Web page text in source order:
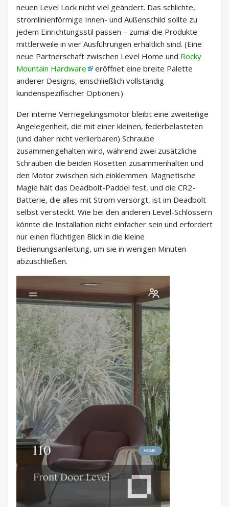
neuen Level Lock nicht viel geändert. Das schlichte,
stromlinienförmige Innen- und Außenschild sollte zu
jedem Einrichtungsstil passen – zumal die Produkte
mittlerweile in vier Ausführungen erhältlich sind. (Eine
neue Partnerschaft zwischen Level Home und Rocky
Mountain Hardware
eröffnet eine breite Palette
anderer Designs, einschließlich vollständig
kundenspezifischer Optionen.)
Der interne Verriegelungsmotor bleibt eine zweiteilige
Angelegenheit, die mit einer kleinen, federbelasteten
(und daher nicht verlierbaren) Schraube
zusammengehalten wird, während zwei zusätzliche
Schrauben die beiden Rosetten zusammenhalten und
den Motor zwischen sich einklemmen. Magnetische
Magie hält das Deadbolt-Paddel fest, und die CR2-
Batterie, die alles mit Strom versorgt, ist im Deadbolt
selbst versteckt. Wie bei den anderen Level-Schlössern
könnte die Installation nicht einfacher sein und erfordert
nur einen flüchtigen Blick in die kleine
Bedienungsanleitung, um sie in wenigen Minuten
abzuschließen.